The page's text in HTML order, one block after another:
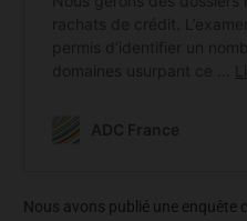
Nous avons publié une enquête